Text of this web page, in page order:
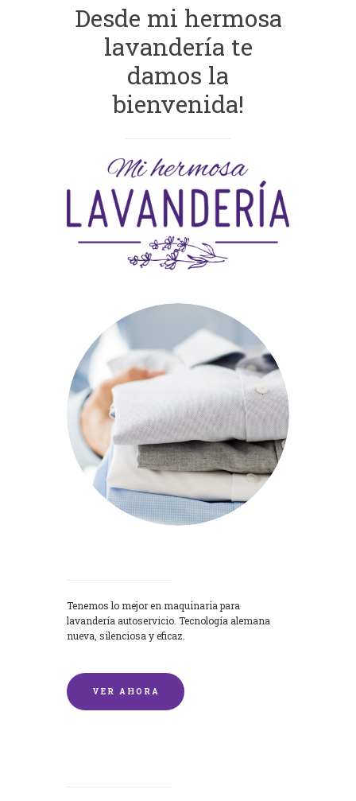
Desde mi hermosa
lavandería te
damos la
bienvenida!
Tenemos lo mejor en maquinaria para
lavandería autoservicio. Tecnología alemana
nueva, silenciosa y eficaz.
VER AHORA